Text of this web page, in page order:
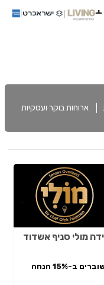
ארוחות בוקר ועסקיות
מולי סניף אשדוד
שוברים ב-15% הנחה